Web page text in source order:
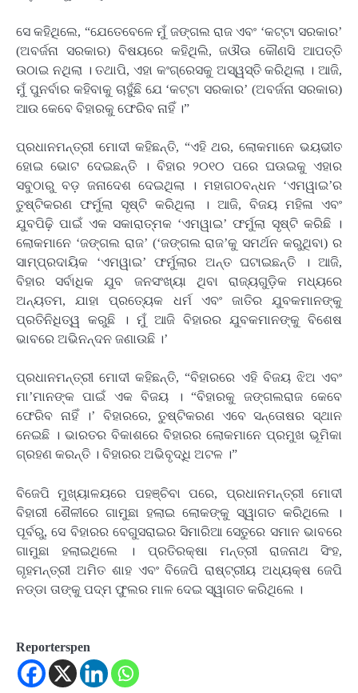
ସେ କହିଥିଲେ, “ଯେତେବେଳେ ମୁଁ ଜଙ୍ଗଲ ରାଜ ଏବଂ ‘କଟ୍ଟା ସରକାର’
(ଅବର୍ଜନା ସରକାର) ବିଷୟରେ କହିଥିଲି, ଜଔଊ କୌଣସି ଆପତ୍ତି
ଉଠାଇ ନଥିଲା । ତଥାପି, ଏହା କଂଗ୍ରେସକୁ ଅସ୍ୱସ୍ତି କରିଥିଲା । ଆଜି,
ମୁଁ ପୁନର୍ବାର କହିବାକୁ ଚାହୁଁଛି ଯେ ‘କଟ୍ଟା ସରକାର’ (ଅବର୍ଜନା ସରକାର)
ଆଉ କେବେ ବିହାରକୁ ଫେରିବ ନାହିଁ ।”
ପ୍ରଧାନମନ୍ତ୍ରୀ ମୋଦୀ କହିଛନ୍ତି, “ଏହି ଥର, ଲୋକମାନେ ଭୟଭୀତ
ହୋଇ ଭୋଟ ଦେଇଛନ୍ତି । ବିହାର ୨୦୧୦ ପରେ ଘଊଇକୁ ଏହାର
ସବୁଠାରୁ ବଡ଼ ଜନାଦେଶ ଦେଇଥିଲା । ମହାଗଠବନ୍ଧନ ‘ଏମୱାଇ’ର
ତୁଷ୍ଟିକରଣ ଫର୍ମୁଲା ସୃଷ୍ଟି କରିଥିଲା । ଆଜି, ବିଜୟ ମହିଳା ଏବଂ
ଯୁବପିଢ଼ି ପାଇଁ ଏକ ସକାରାତ୍ମକ ‘ଏମୱାଇ’ ଫର୍ମୁଲା ସୃଷ୍ଟି କରିଛି ।
ଲୋକମାନେ ‘ଜଙ୍ଗଲ ରାଜ’ (‘ଜଙ୍ଗଲ ରାଜ’କୁ ସମର୍ଥନ କରୁଥିବା) ର
ସାମ୍ପ୍ରଦାୟିକ ‘ଏମୱାଇ’ ଫର୍ମୁଲାର ଅନ୍ତ ଘଟାଇଛନ୍ତି । ଆଜି,
ବିହାର ସର୍ବାଧିକ ଯୁବ ଜନସଂଖ୍ୟା ଥିବା ରାଜ୍ୟଗୁଡ଼ିକ ମଧ୍ୟରେ
ଅନ୍ୟତମ, ଯାହା ପ୍ରତ୍ୟେକ ଧର୍ମ ଏବଂ ଜାତିର ଯୁବକମାନଙ୍କୁ
ପ୍ରତିନିଧିତ୍ୱ କରୁଛି । ମୁଁ ଆଜି ବିହାରର ଯୁବକମାନଙ୍କୁ ବିଶେଷ
ଭାବରେ ଅଭିନନ୍ଦନ ଜଣାଉଛି ।’
ପ୍ରଧାନମନ୍ତ୍ରୀ ମୋଦୀ କହିଛନ୍ତି, “ବିହାରରେ ଏହି ବିଜୟ ଝିଅ ଏବଂ
ମା’ମାନଙ୍କ ପାଇଁ ଏକ ବିଜୟ । “ବିହାରକୁ ଜଙ୍ଗଲରାଜ କେବେ
ଫେରିବ ନାହିଁ ।’ ବିହାରରେ, ତୁଷ୍ଟିକରଣ ଏବେ ସନ୍ତୋଷର ସ୍ଥାନ
ନେଇଛି । ଭାରତର ବିକାଶରେ ବିହାରର ଲୋକମାନେ ପ୍ରମୁଖ ଭୂମିକା
ଗ୍ରହଣ କରନ୍ତି । ବିହାରର ଅଭିବୃଦ୍ଧି ଅଟଳ ।”
ବିଜେପି ମୁଖ୍ୟାଳୟରେ ପହଞ୍ଚିବା ପରେ, ପ୍ରଧାନମନ୍ତ୍ରୀ ମୋଦୀ
ବିହାରୀ ଶୈଳୀରେ ଗାମୁଛା ହଲାଇ ଲୋକଙ୍କୁ ସ୍ୱାଗତ କରିଥିଲେ ।
ପୂର୍ବରୁ, ସେ ବିହାରର ବେଗୁସରାଇର ସିମାରିଆ ସେତୁରେ ସମାନ ଭାବରେ
ଗାମୁଛା ହଲାଇଥିଲେ । ପ୍ରତିରକ୍ଷା ମନ୍ତ୍ରୀ ରାଜନାଥ ସିଂହ,
ଗୃହମନ୍ତ୍ରୀ ଅମିତ ଶାହ ଏବଂ ବିଜେପି ରାଷ୍ଟ୍ରୀୟ ଅଧ୍ୟକ୍ଷ ଜେପି
ନଡ୍ଡା ତାଙ୍କୁ ପଦ୍ମ ଫୁଲର ମାଳ ଦେଇ ସ୍ୱାଗତ କରିଥିଲେ ।
Reporterspen